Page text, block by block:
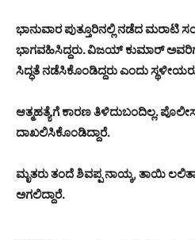
ಭಾನುವಾರ ಪುತ್ತೂರಿನಲ್ಲಿ ನಡೆದ ಮರಾಟಿ
ಭಾಗವಹಿಸಿದ್ದರು. ವಿಜಯ್ ಕುಮಾರ್
ಸಿದ್ಧತೆ ನಡೆಸಿಕೊಂಡಿದ್ದರು ಎಂದು
ಆತ್ಮಹತ್ಯೆಗೆ ಕಾರಣ ತಿಳಿದುಬಂದಿಲ್ಲ.
ದಾಖಲಿಸಿಕೊಂಡಿದ್ದಾರೆ.
ಮೃತರು ತಂದೆ ಶಿವಪ್ಪ ನಾಯ್ಕ, ತಾಯಿ ಲಲಿತಾ,
ಅಗಲಿದ್ದಾರೆ.